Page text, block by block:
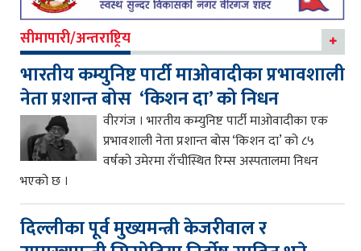
सीमापारी/अन्तराष्ट्रिय
भारतीय कम्युनिष्ट पार्टी माओवादीका प्रभावशाली
नेता प्रशान्त बोस ‘किशन दा’ को निधन
वीरगंज । भारतीय कम्युनिष्ट पार्टी माओवादीका एक
प्रभावशाली नेता प्रशान्त बोस ‘किशन दा’ को ८५
वर्षको उमेरमा राँचीस्थित रिम्स अस्पतालमा निधन
भएको छ ।
दिल्लीका पूर्व मुख्यमन्त्री केजरीवाल र